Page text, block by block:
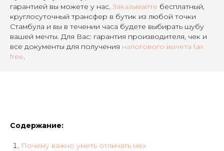
гарантией вы можете у нас. Заказывайте бесплатный,
круглосуточный трансфер в бутик из любой точки
Стамбула и вы в течении часа будете выбирать шубу
вашей мечты. Для Вас: гарантия производителя, чек и
все документы для получения налогового вычета tax
free.
Содержание:
Почему важно уметь отличать мех